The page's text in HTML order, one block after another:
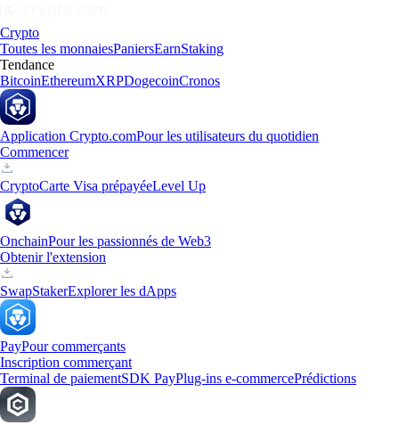
Crypto
Toutes les monnaiesPaniersEarnStaking
Tendance
BitcoinEthereumXRPDogecoinCronos
Application Crypto.comPour les utilisateurs du quotidien
Commencer
CryptoCarte Visa prépayéeLevel Up
OnchainPour les passionnés de Web3
Obtenir l'extension
SwapStakerExplorer les dApps
PayPour commerçants
Inscription commerçant
Terminal de paiementSDK PayPlug-ins e-commercePrédictions